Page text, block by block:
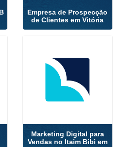
Empresa de Prospecção
de Clientes em Vitória
Marketing Digital para
Vendas no Itaim Bibi em